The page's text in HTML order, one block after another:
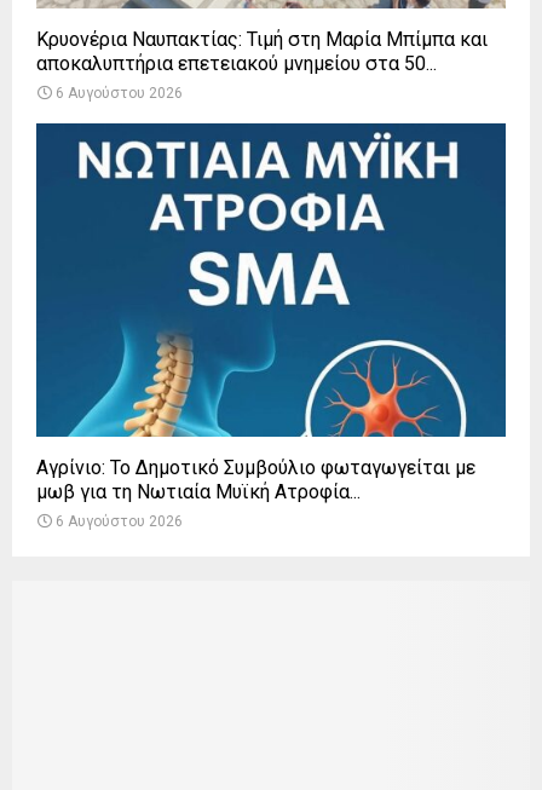
Κρυονέρια Ναυπακτίας: Τιμή στη Μαρία Μπίμπα και
αποκαλυπτήρια επετειακού μνημείου στα 50...
6 Αυγούστου 2026
Αγρίνιο: Το Δημοτικό Συμβούλιο φωταγωγείται με
μωβ για τη Νωτιαία Μυϊκή Ατροφία...
6 Αυγούστου 2026